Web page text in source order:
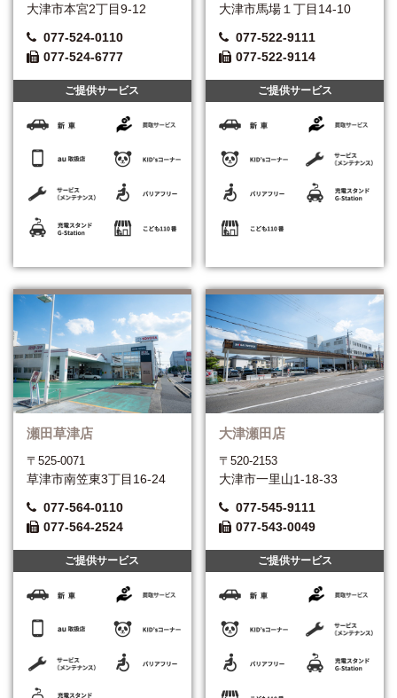
大津市本宮2丁目9-12
077-524-0110
077-524-6777
ご提供サービス
大津市馬場１丁目14-10
077-522-9111
077-522-9114
ご提供サービス
瀬田草津店
〒525-0071
草津市南笠東3丁目16-24
077-564-0110
077-564-2524
ご提供サービス
大津瀬田店
〒520-2153
大津市一里山1-18-33
077-545-9111
077-543-0049
ご提供サービス